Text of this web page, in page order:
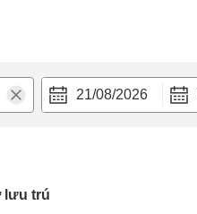
21/08/2026
lưu trú